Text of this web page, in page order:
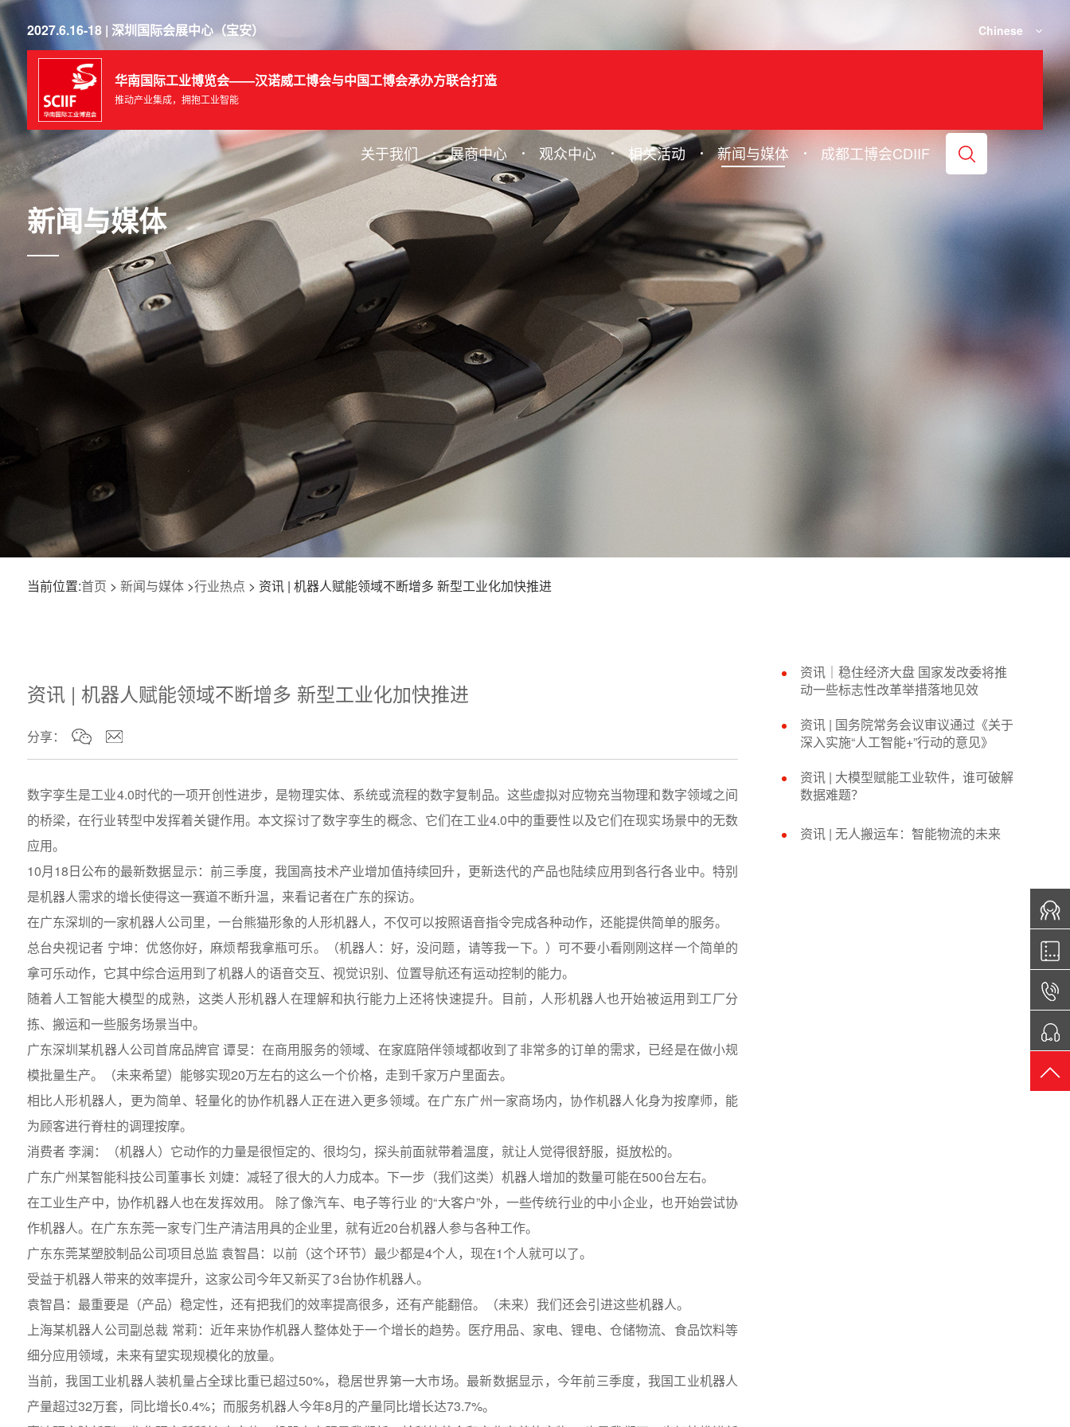
2027.6.16-18 | 深圳国际会展中心（宝安） Chinese
华南国际工业博览会——汉诺威工博会与中国工博会承办方联合打造
推动产业集成，拥抱工业智能
关于我们 展商中心 观众中心 相关活动 新闻与媒体 成都工博会CDIIF
新闻与媒体
当前位置:首页 > 新闻与媒体>行业热点 > 资讯 | 机器人赋能领域不断增多 新型工业化加快推进
资讯 | 机器人赋能领域不断增多 新型工业化加快推进
分享：
数字孪生是工业4.0时代的一项开创性进步，是物理实体、系统或流程的数字复制品。这些虚拟对应物充当物理和数字领域之间
的桥梁，在行业转型中发挥着关键作用。本文探讨了数字孪生的概念、它们在工业4.0中的重要性以及它们在现实场景中的无数
应用。
10月18日公布的最新数据显示：前三季度，我国高技术产业增加值持续回升，更新迭代的产品也陆续应用到各行各业中。特别
是机器人需求的增长使得这一赛道不断升温，来看记者在广东的探访。
在广东深圳的一家机器人公司里，一台熊猫形象的人形机器人，不仅可以按照语音指令完成各种动作，还能提供简单的服务。
总台央视记者 宁坤：优悠你好，麻烦帮我拿瓶可乐。（机器人：好，没问题，请等我一下。）可不要小看刚刚这样一个简单的
拿可乐动作，它其中综合运用到了机器人的语音交互、视觉识别、位置导航还有运动控制的能力。
随着人工智能大模型的成熟，这类人形机器人在理解和执行能力上还将快速提升。目前，人形机器人也开始被运用到工厂分
拣、搬运和一些服务场景当中。
广东深圳某机器人公司首席品牌官 谭旻：在商用服务的领域、在家庭陪伴领域都收到了非常多的订单的需求，已经是在做小规
模批量生产。（未来希望）能够实现20万左右的这么一个价格，走到千家万户里面去。
相比人形机器人，更为简单、轻量化的协作机器人正在进入更多领域。在广东广州一家商场内，协作机器人化身为按摩师，能
为顾客进行脊柱的调理按摩。
消费者 李澜：（机器人）它动作的力量是很恒定的、很均匀，探头前面就带着温度，就让人觉得很舒服，挺放松的。
广东广州某智能科技公司董事长 刘婕：减轻了很大的人力成本。下一步（我们这类）机器人增加的数量可能在500台左右。
在工业生产中，协作机器人也在发挥效用。 除了像汽车、电子等行业 的“大客户”外，一些传统行业的中小企业，也开始尝试协
作机器人。在广东东莞一家专门生产清洁用具的企业里，就有近20台机器人参与各种工作。
广东东莞某塑胶制品公司项目总监 袁智昌：以前（这个环节）最少都是4个人，现在1个人就可以了。
受益于机器人带来的效率提升，这家公司今年又新买了3台协作机器人。
袁智昌：最重要是（产品）稳定性，还有把我们的效率提高很多，还有产能翻倍。（未来）我们还会引进这些机器人。
上海某机器人公司副总裁 常莉：近年来协作机器人整体处于一个增长的趋势。医疗用品、家电、锂电、仓储物流、食品饮料等
细分应用领域，未来有望实现规模化的放量。
当前，我国工业机器人装机量占全球比重已超过50%，稳居世界第一大市场。最新数据显示，今年前三季度，我国工业机器人
产量超过32万套，同比增长0.4%；而服务机器人今年8月的产量同比增长达73.7%。
资讯｜稳住经济大盘 国家发改委将推
动一些标志性改革举措落地见效
资讯 | 国务院常务会议审议通过《关于
深入实施“人工智能+”行动的意见》
资讯 | 大模型赋能工业软件，谁可破解
数据难题？
资讯 | 无人搬运车：智能物流的未来